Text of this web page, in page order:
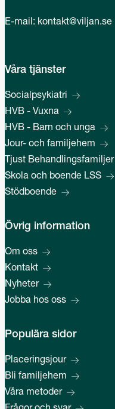
E-mail: kontakt@viljan.se
Våra tjänster
Socialpsykiatri
HVB - Vuxna
HVB - Barn och unga
Jour- och familjehem
Tjust Behandlingsfamiljer
Skola och boende LSS
Stödboende
Övrig information
Om oss
Kontakt
Nyheter
Jobba hos oss
Populära sidor
Placeringsjour
Bli familjehem
Våra metoder